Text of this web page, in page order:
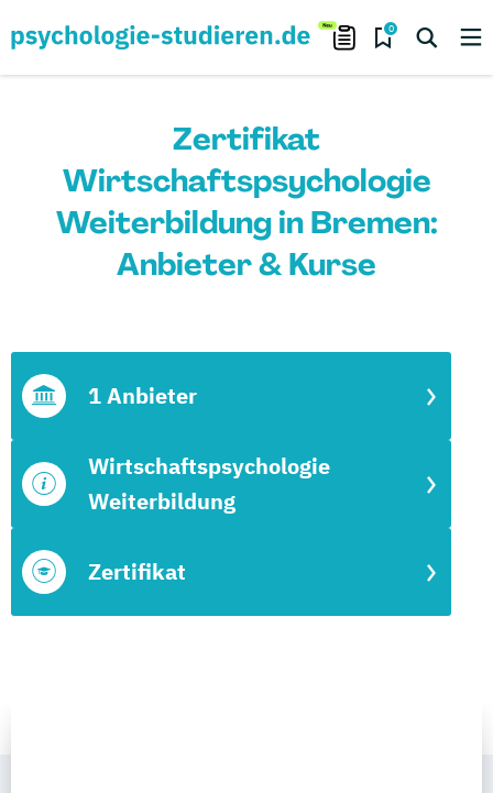
0
Zertifikat
Wirtschaftspsychologie
Weiterbildung in Bremen:
Anbieter & Kurse
Zertifikat
Wirtschaftspsychologie
Weiterbildung
1 Anbieter